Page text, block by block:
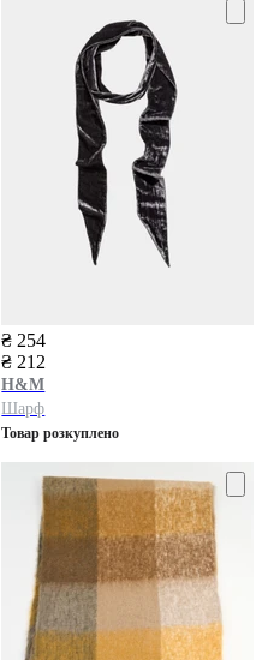
₴ 254
₴ 212
H&M
Шарф
Товар розкуплено